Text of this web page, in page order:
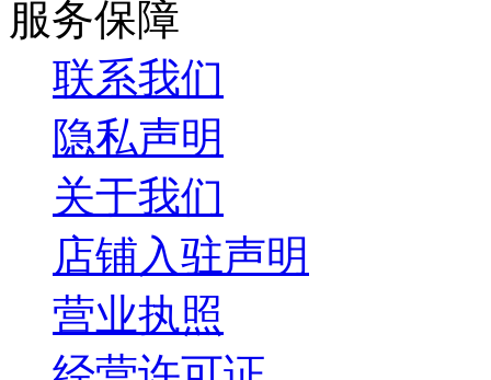
服务保障
联系我们
隐私声明
关于我们
店铺入驻声明
营业执照